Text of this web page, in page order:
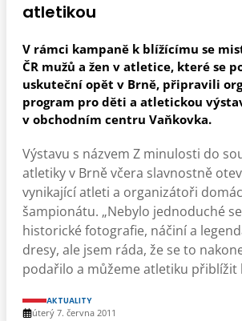
atletikou
V rámci kampaně k blížícímu se
ČR mužů a žen v atletice, které se
uskuteční opět v Brně, připravili
program pro děti a atletickou
v obchodním centru Vaňkovka.
Výstavu s názvem Z minulosti do
atletiky v Brně včera slavnostně
vynikající atleti a organizátoři
šampionátu. „Nebylo jednoduché
historické fotografie, náčiní a
dresy, ale jsem ráda, že se to
podařilo a můžeme atletiku
AKTUALITY
úterý 7. června 2011